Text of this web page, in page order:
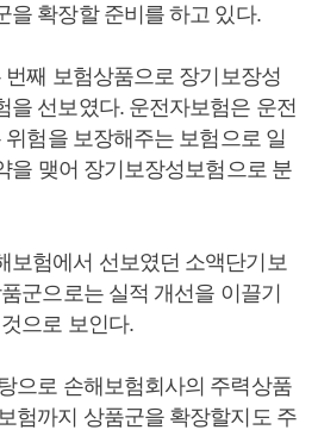
을 확장할 준비를 하고 있다.
째 보험상품으로 장기보장성
을 선보였다. 운전자보험은 운전
험을 보장해주는 보험으로 일
을 맺어 장기보장성보험으로 분
보험에서 선보였던 소액단기보
군으로는 실적 개선을 이끌기
으로 보인다.
으로 손해보험회사의 주력상품
험까지 상품군을 확장할지도 주